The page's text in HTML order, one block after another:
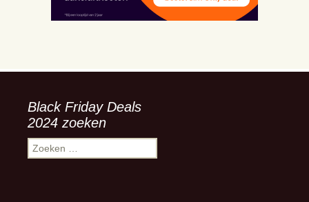
Black Friday Deals
2024 zoeken
Zoeken
naar: